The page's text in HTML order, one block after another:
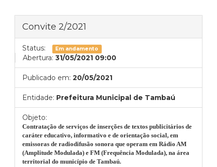
Convite 2/2021
Status: Em andamento
Abertura: 31/05/2021 09:00
Publicado em: 20/05/2021
Entidade: Prefeitura Municipal de Tambaú
Objeto:
Contratação de serviços de inserções de textos publicitários de
caráter educativo, informativo e de orientação social, em
emissoras de radiodifusão sonora que operam em Rádio AM
(Amplitude Modulada) e FM (Frequência Modulada), na área
territorial do município de Tambaú.